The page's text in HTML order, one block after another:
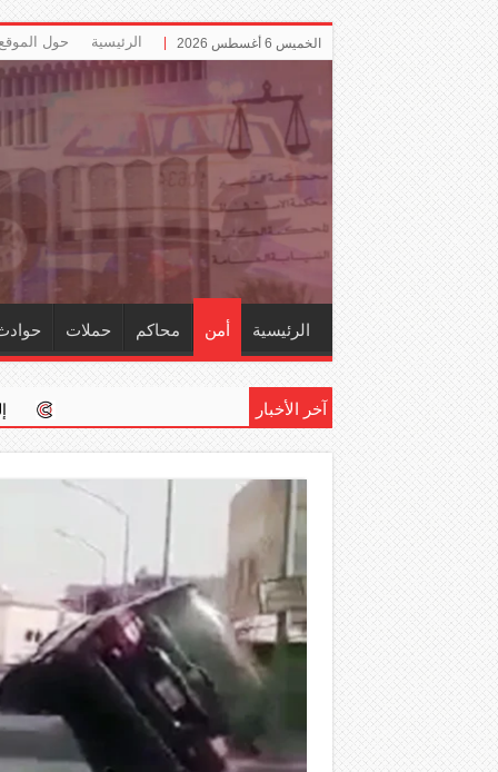
الخميس 6 أغسطس 2026 الرئيسية حول
الرئيسية أمن محاكم حملات
آخر الأخبار إلزام ‏«التأمينات»